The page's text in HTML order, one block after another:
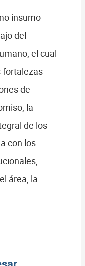
insumo
del
el cual
fortalezas
de
la
de los
con los
área, la